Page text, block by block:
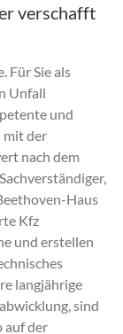
verschafft
Für Sie als
Unfall
und
mit der
nach dem
Haus
Kfz
und erstellen
langjährige
sind
auf der